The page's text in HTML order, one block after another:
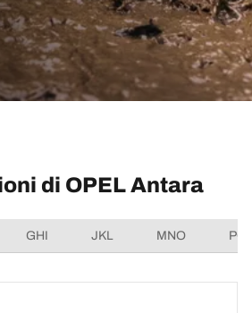
di OPEL Antara
GHI JKL MNO